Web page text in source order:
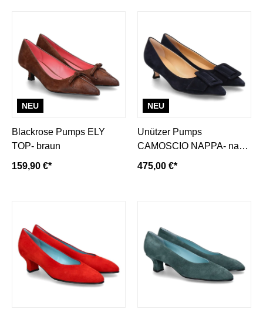
NEU
Blackrose Pumps ELY
TOP- braun
159,90 €*
NEU
Unützer Pumps
CAMOSCIO NAPPA- navy/
dunkelblau
475,00 €*